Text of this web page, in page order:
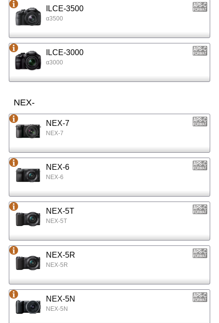
ILCE-3500
α3500
ILCE-3000
α3000
NEX-
NEX-7
NEX-7
NEX-6
NEX-6
NEX-5T
NEX-5T
NEX-5R
NEX-5R
NEX-5N
NEX-5N